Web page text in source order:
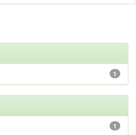
1
1